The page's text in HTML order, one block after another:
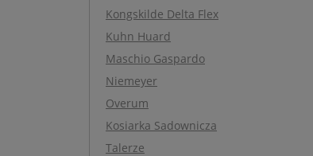
Kongskilde Delta Flex
Kuhn Huard
Maschio Gaspardo
Niemeyer
Overum
Kosiarka Sadownicza
Talerze